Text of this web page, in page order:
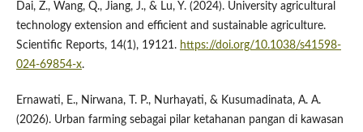
Dai, Z., Wang, Q., Jiang, J., & Lu, Y. (2024). University agricultural
technology extension and efficient and sustainable agriculture.
Scientific Reports, 14(1), 19121. https://doi.org/10.1038/s41598-
024-69854-x.
Ernawati, E., Nirwana, T. P., Nurhayati, & Kusumadinata, A. A.
(2026). Urban farming sebagai pilar ketahanan pangan di kawasan